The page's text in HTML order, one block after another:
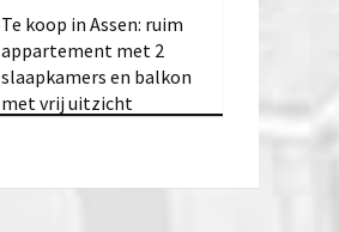
Te koop in Assen: ruim
appartement met 2
slaapkamers en balkon
met vrij uitzicht